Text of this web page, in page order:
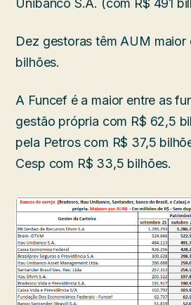
Dez gestoras têm AUM maior
bilhões.
A Funcef é a maior entre as
gestão própria com R$ 62,5
pela Petros com R$ 37,5
Cesp com R$ 33,5 bilhões.